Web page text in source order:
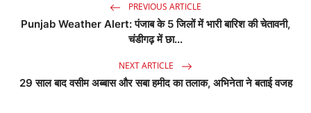
PREVIOUS ARTICLE
Punjab Weather Alert: पंजाब के 5 जिलों में भारी बारिश की चेतावनी,
चंडीगढ़ में छा...
NEXT ARTICLE
29 साल बाद वसीम अब्बास और सबा हमीद का तलाक, अभिनेता ने बताई वजह